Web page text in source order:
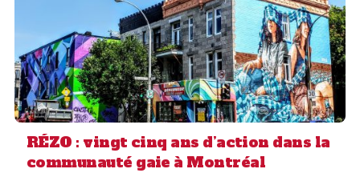
RÉZO : vingt cinq ans d’action dans la
communauté gaie à Montréal